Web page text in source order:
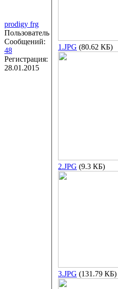
prodigy frg
Пользователь
Сообщений:
48
Регистрация:
28.01.2015
1.JPG (80.62 КБ)
2.JPG (9.3 КБ)
3.JPG (131.79 КБ)